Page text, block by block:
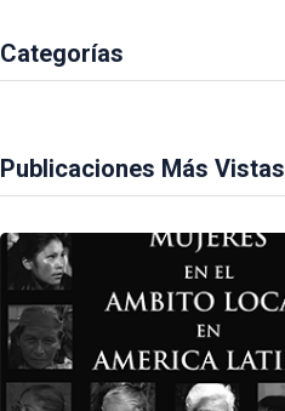
Categorías
Publicaciones Más Vistas